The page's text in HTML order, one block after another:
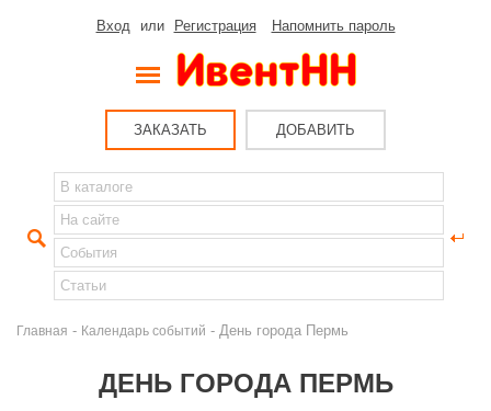
Вход или Регистрация Напомнить пароль
ЗАКАЗАТЬ ДОБАВИТЬ
Главная - Календарь событий - День города Пермь
ДЕНЬ ГОРОДА ПЕРМЬ